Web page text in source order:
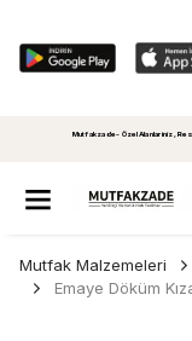
Mutfakzade - Özel Alanlariniz,
Mutfak Malzemeleri
Emaye Döküm